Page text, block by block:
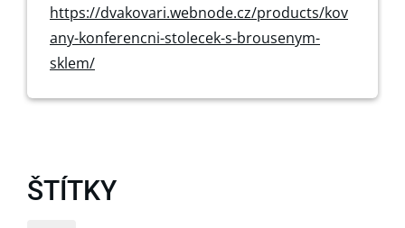
https://dvakovari.webnode.cz/products/kov
any-konferencni-stolecek-s-brousenym-
sklem/
ŠTÍTKY